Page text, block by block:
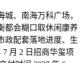
、南海万科广场，
都会糊口取休闲康养
政配套落地进度、生
月 2 日招商华玺项